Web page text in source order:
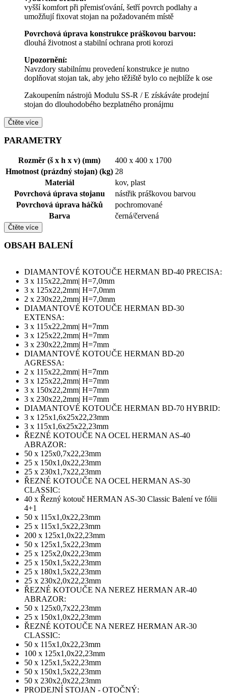
vyšší komfort při přemisťování, šetří povrch podlahy a
umožňují fixovat stojan na požadovaném místě
Povrchová úprava konstrukce práškovou barvou:
dlouhá životnost a stabilní ochrana proti korozi
Upozornění:
Navzdory stabilnímu provedení konstrukce je nutno
doplňovat stojan tak, aby jeho těžiště bylo co nejblíže k ose
Zakoupením nástrojů Modulu SS-R / E získáváte prodejní
stojan do dlouhodobého bezplatného pronájmu
Čtěte více
PARAMETRY
Rozměr (š x h x v) (mm)
400 x 400 x 1700
Hmotnost (prázdný stojan) (kg) 28
Materiál
kov, plast
Povrchová úprava stojanu
nástřik práškovou barvou
Povrchová úprava háčků
pochromované
Barva
černá/červená
Čtěte více
OBSAH BALENÍ
DIAMANTOVÉ KOTOUČE HERMAN BD-40 PRECISA:
3 x 115x22,2mm| H=7,0mm
3 x 125x22,2mm| H=7,0mm
2 x 230x22,2mm| H=7,0mm
DIAMANTOVÉ KOTOUČE HERMAN BD-30
EXTENSA:
3 x 115x22,2mm| H=7mm
3 x 125x22,2mm| H=7mm
3 x 230x22,2mm| H=7mm
DIAMANTOVÉ KOTOUČE HERMAN BD-20
AGRESSA:
2 x 115x22,2mm| H=7mm
3 x 125x22,2mm| H=7mm
3 x 150x22,2mm| H=7mm
3 x 230x22,2mm| H=7mm
DIAMANTOVÉ KOTOUČE HERMAN BD-70 HYBRID:
3 x 125x1,6x25x22,23mm
3 x 115x1,6x25x22,23mm
ŘEZNÉ KOTOUČE NA OCEL HERMAN AS-40
ABRAZOR:
50 x 125x0,7x22,23mm
25 x 150x1,0x22,23mm
25 x 230x1,7x22,23mm
ŘEZNÉ KOTOUČE NA OCEL HERMAN AS-30
CLASSIC:
40 x Řezný kotouč HERMAN AS-30 Classic Balení ve fólii
4+1
50 x 115x1,0x22,23mm
25 x 115x1,5x22,23mm
200 x 125x1,0x22,23mm
50 x 125x1,5x22,23mm
25 x 125x2,0x22,23mm
25 x 150x1,5x22,23mm
25 x 180x1,5x22,23mm
25 x 230x2,0x22,23mm
ŘEZNÉ KOTOUČE NA NEREZ HERMAN AR-40
ABRAZOR:
50 x 125x0,7x22,23mm
25 x 150x1,0x22,23mm
ŘEZNÉ KOTOUČE NA NEREZ HERMAN AR-30
CLASSIC:
50 x 115x1,0x22,23mm
100 x 125x1,0x22,23mm
50 x 125x1,5x22,23mm
50 x 150x1,5x22,23mm
50 x 230x2,0x22,23mm
PRODEJNÍ STOJAN - OTOČNÝ: